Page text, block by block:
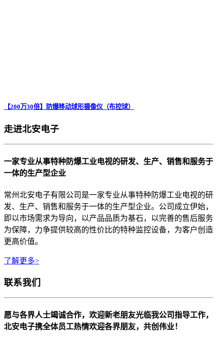
【200万30倍】防爆移动球形摄像仪（布控球）
走进北安电子
一家专业从事特种防爆工业电视的研发、生产、销售和服务于
一体的生产型企业
常州北安电子有限公司是一家专业从事特种防爆工业电视的研
发、生产、销售和服务于一体的生产型企业。公司成立伊始，
即以市场需求为导向，以产品品质为基石，以完善的售后服务
为保障，力争提供较高的性价比的特种监控设备，为客户创造
更高价值。
了解更多>
联系我们
愿与各界人士竭诚合作，欢迎新老朋友光临我公司指导工作，
北安电子携全体员工热情欢迎各界朋友，共创伟业！